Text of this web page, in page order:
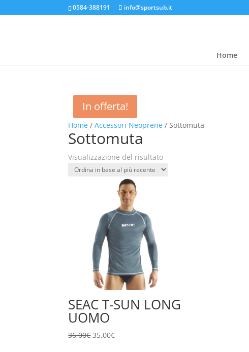
0584-388191 info@sportsub.it
Home
Home /Accessori Neoprene / Sottomuta
Sottomuta
Visualizzazione del risultato
In offerta!
SEAC T-SUN LONG
UOMO
36,00€Il
35,00€Il